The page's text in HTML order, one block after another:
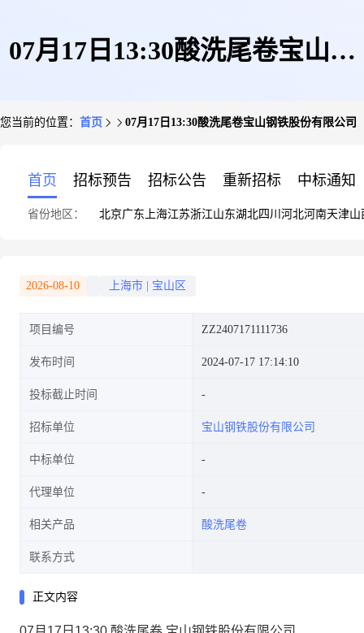
07月17日13:30酸洗尾卷宝山钢
您当前的位置： 首页 07月17日13:30酸洗尾卷宝山钢铁股份有限公司
首页 招标预告 招标公告 重新招标 中标通知
省份地区： 北京广东 上海江苏浙江山东湖北四川 河北河南天津山
2026-08-10 上海市 宝山区
项目编号 ZZ2407171111736
发布时间 2024-07-17 17:14:10
投标截止时间
招标单位 宝山钢铁股份有限公司
中标单位
代理单位
相关产品 酸洗尾卷
联系方式
正文内容